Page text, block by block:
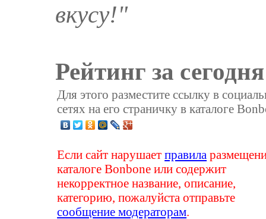
вкусу!"
Рейтинг за
Для этого разместите ссылку в
сетях на его страничку в каталоге
Если сайт нарушаетправила
каталоге Bonbone или содержит
некорректное название, описание,
категорию, пожалуйста отправьте
сообщение модераторам